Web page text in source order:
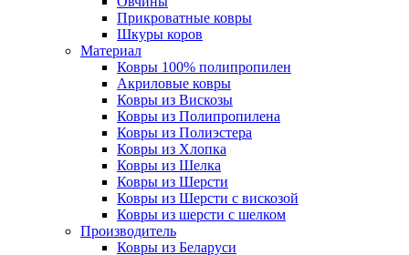
Прикроватные ковры
Шкуры коров
Материал
Ковры 100% полипропилен
Акриловые ковры
Ковры из Вискозы
Ковры из Полипропилена
Ковры из Полиэстера
Ковры из Хлопка
Ковры из Шелка
Ковры из Шерсти
Ковры из Шерсти с вискозой
Ковры из шерсти с шелком
Производитель
Ковры из Беларуси